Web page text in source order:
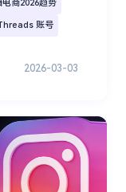
商2026趋势
账号
2026-03-03